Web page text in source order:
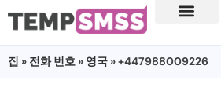
집 » 전화 번호 » 영국 » +447988009226